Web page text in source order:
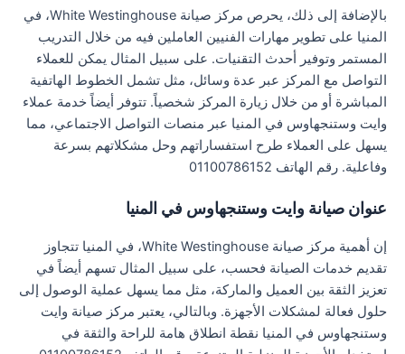
بالإضافة إلى ذلك، يحرص مركز صيانة White Westinghouse، في
المنيا على تطوير مهارات الفنيين العاملين فيه من خلال التدريب
المستمر وتوفير أحدث التقنيات. على سبيل المثال يمكن للعملاء
التواصل مع المركز عبر عدة وسائل، مثل تشمل الخطوط الهاتفية
المباشرة أو من خلال زيارة المركز شخصياً. تتوفر أيضاً خدمة عملاء
وايت وستنجهاوس في المنيا عبر منصات التواصل الاجتماعي، مما
يسهل على العملاء طرح استفساراتهم وحل مشكلاتهم بسرعة
وفاعلية. رقم الهاتف 01100786152
عنوان صيانة وايت وستنجهاوس في المنيا
إن أهمية مركز صيانة White Westinghouse، في المنيا تتجاوز
تقديم خدمات الصيانة فحسب، على سبيل المثال تسهم أيضاً في
تعزيز الثقة بين العميل والماركة، مثل مما يسهل عملية الوصول إلى
حلول فعالة لمشكلات الأجهزة. وبالتالي، يعتبر مركز صيانة وايت
وستنجهاوس في المنيا نقطة انطلاق هامة للراحة والثقة في